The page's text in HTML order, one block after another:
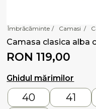
Îmbrăcăminte / Camasi /
Camasa clasica alba
RON 119,00
Ghidul mărimilor
40 41